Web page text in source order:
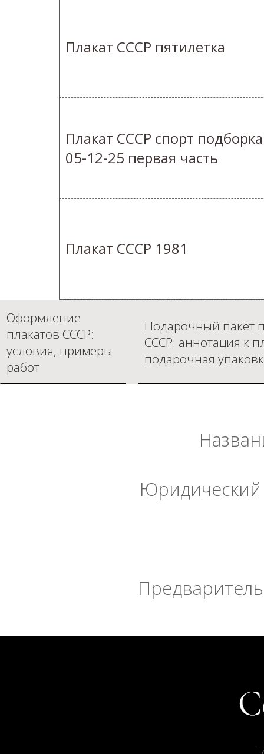
Плакат СССР пятилетка
Плакат СССР спорт подборка
05-12-25 первая часть
Плакат СССР 1981
Оформление
плакатов СССР:
условия, примеры
работ
Подарочный пакет
СССР: аннотация к
подарочная